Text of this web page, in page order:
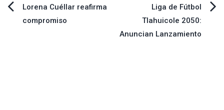
Navegación
Lorena Cuéllar reafirma
compromiso
Liga de Fútbol
Tlahuicole 2050:
Anuncian Lanzamiento